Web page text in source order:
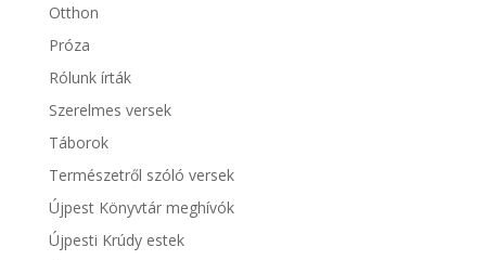
Otthon
Próza
Rólunk írták
Szerelmes versek
Táborok
Természetről szóló versek
Újpest Könyvtár meghívók
Újpesti Krúdy estek